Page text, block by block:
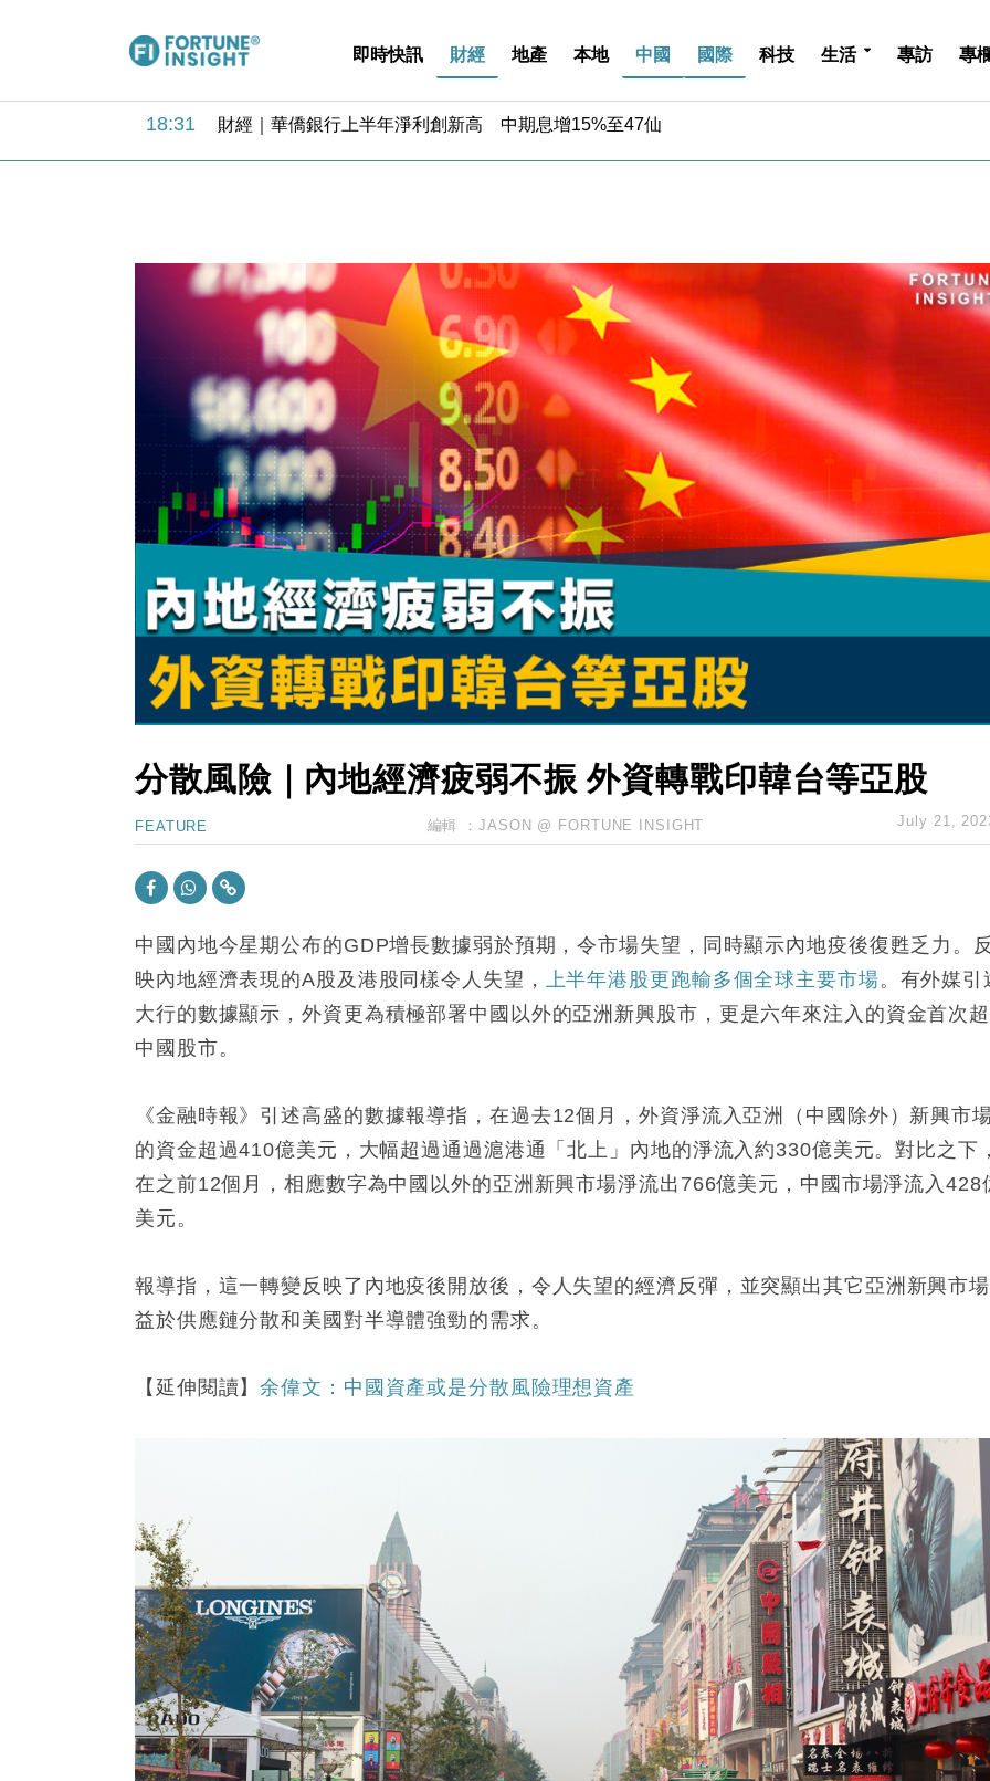
即時快訊 財經 地產 本地 中國 國際 科技 生活 專訪 專
18:31 財經｜華僑銀行上半年淨利創新高 中期息增15%至47仙
13:44 財經｜內地7月美元計價出口增近24%勝預期 貿易順差達1125億美元
財經｜日本春季三度入市撐日圓 4月單日斥6.28萬億日圓干預創新高
國際｜特朗普料美伊戰事快結束 承認部分彈藥庫存緊張
財經｜SA售股自救後再出手 斥4億美元押注未上市公司
18:31 財經｜華僑銀行上半年淨利創新高 中期息增15%至47仙
17:33 財經｜滙豐上調香港今年GDP預測至4.5% 看好貿易及消費表現
16:47 本地｜假冒內地執法人員要求交「保證金」 43歲女子損失近6900萬元
16:05 財經｜日經失守6.5萬點後回穩 全周仍升近2%
15:47 財經｜恒隆10月換帥 玩具「反」斗城亞洲CEO蔡德粦接任
15:11 財經｜韓股反覆波動收跌 連挫7周創逾3年最長跌勢
財經｜內地7月美元計價出口增近24%勝預期 貿易順差達1125億美元
12:44 財經｜日本春季三度入市撐日圓 4月單日斥6.28萬億日圓干預創新高
11:12 國際｜特朗普料美伊戰事快結束 承認部分彈藥庫存緊張
15:59 財經｜SA售股自救後再出手 斥4億美元押注未上市公司
分散風險｜內地經濟疲弱不振 外資轉戰印韓台等亞股
FEATURE 編輯 ：JASON @ FORTUNE INSIGHT July 21,
中國內地今星期公布的GDP增長數據弱於預期，令市場失望，同時顯示內地疫後復甦乏力。
映內地經濟表現的A股及港股同樣令人失望，
上半年港股更跑輸多個全球主要市場。有外媒引
大行的數據顯示，外資更為積極部署中國以外的亞洲新興股市，更是六年來注入的資金首次
中國股市。
《金融時報》引述高盛的數據報導指，在過去12個月，外資淨流入亞洲（中國除外）新興市
的資金超過410億美元，大幅超過通過滬港通「北上」內地的淨流入約330億美元。對比之下
在之前12個月，相應數字為中國以外的亞洲新興市場淨流出766億美元，中國市場淨流入428
美元。
報導指，這一轉變反映了內地疫後開放後，令人失望的經濟反彈，並突顯出其它亞洲新興市
益於供應鏈分散和美國對半導體強勁的需求。
【延伸閱讀】余偉文：中國資產或是分散風險理想資產